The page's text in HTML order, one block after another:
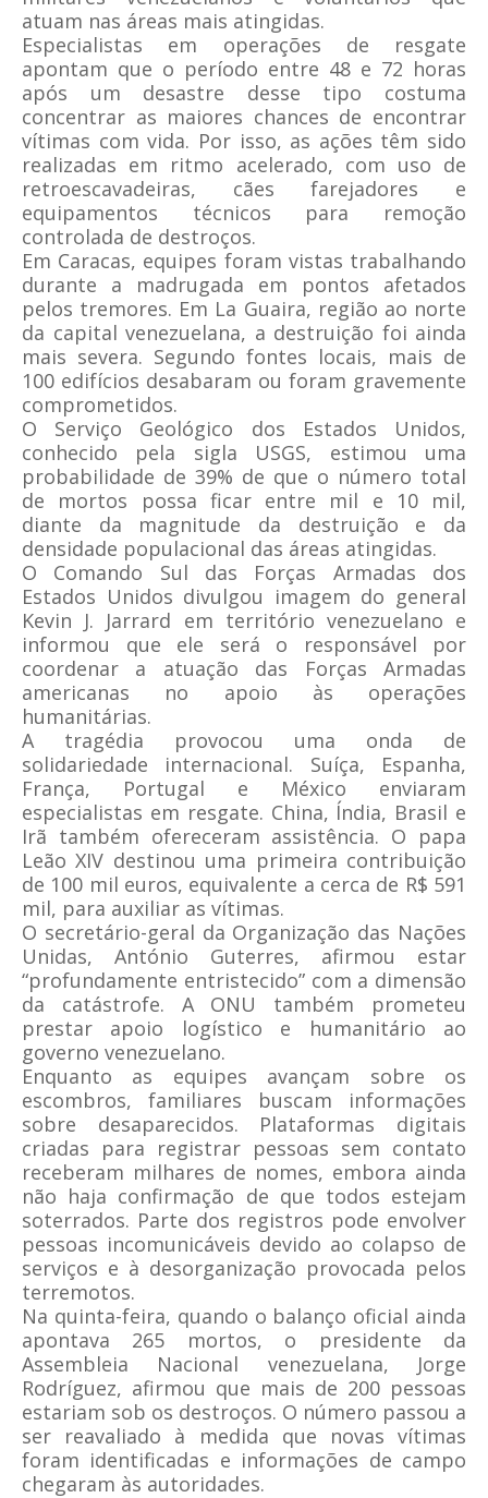
atuam nas áreas mais atingidas.
Especialistas em operações de resgate
apontam que o período entre 48 e 72 horas
após um desastre desse tipo costuma
concentrar as maiores chances de encontrar
vítimas com vida. Por isso, as ações têm sido
realizadas em ritmo acelerado, com uso de
retroescavadeiras, cães farejadores e
equipamentos técnicos para remoção
controlada de destroços.
Em Caracas, equipes foram vistas trabalhando
durante a madrugada em pontos afetados
pelos tremores. Em La Guaira, região ao norte
da capital venezuelana, a destruição foi ainda
mais severa. Segundo fontes locais, mais de
100 edifícios desabaram ou foram gravemente
comprometidos.
O Serviço Geológico dos Estados Unidos,
conhecido pela sigla USGS, estimou uma
probabilidade de 39% de que o número total
de mortos possa ficar entre mil e 10 mil,
diante da magnitude da destruição e da
densidade populacional das áreas atingidas.
O Comando Sul das Forças Armadas dos
Estados Unidos divulgou imagem do general
Kevin J. Jarrard em território venezuelano e
informou que ele será o responsável por
coordenar a atuação das Forças Armadas
americanas no apoio às operações
humanitárias.
A tragédia provocou uma onda de
solidariedade internacional. Suíça, Espanha,
França, Portugal e México enviaram
especialistas em resgate. China, Índia, Brasil e
Irã também ofereceram assistência. O papa
Leão XIV destinou uma primeira contribuição
de 100 mil euros, equivalente a cerca de R$ 591
mil, para auxiliar as vítimas.
O secretário-geral da Organização das Nações
Unidas, António Guterres, afirmou estar
“profundamente entristecido” com a dimensão
da catástrofe. A ONU também prometeu
prestar apoio logístico e humanitário ao
governo venezuelano.
Enquanto as equipes avançam sobre os
escombros, familiares buscam informações
sobre desaparecidos. Plataformas digitais
criadas para registrar pessoas sem contato
receberam milhares de nomes, embora ainda
não haja confirmação de que todos estejam
soterrados. Parte dos registros pode envolver
pessoas incomunicáveis devido ao colapso de
serviços e à desorganização provocada pelos
terremotos.
Na quinta-feira, quando o balanço oficial ainda
apontava 265 mortos, o presidente da
Assembleia Nacional venezuelana, Jorge
Rodríguez, afirmou que mais de 200 pessoas
estariam sob os destroços. O número passou a
ser reavaliado à medida que novas vítimas
foram identificadas e informações de campo
chegaram às autoridades.